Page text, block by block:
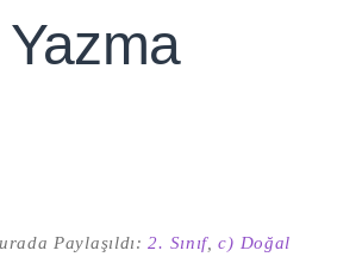
Yazma
Paylaşıldı:2. Sınıf,c) Doğal